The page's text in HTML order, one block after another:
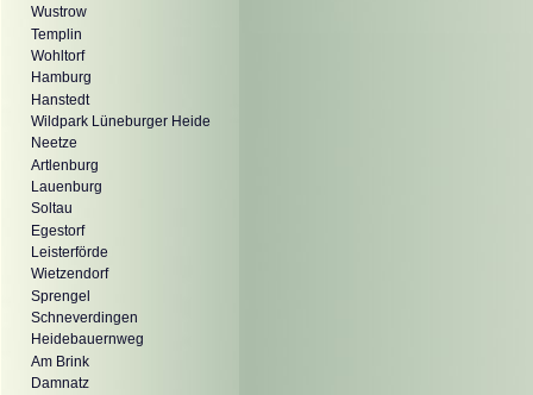
Wustrow
Templin
Wohltorf
Hamburg
Hanstedt
Wildpark Lüneburger Heide
Neetze
Artlenburg
Lauenburg
Soltau
Egestorf
Leisterförde
Wietzendorf
Sprengel
Schneverdingen
Heidebauernweg
Am Brink
Damnatz